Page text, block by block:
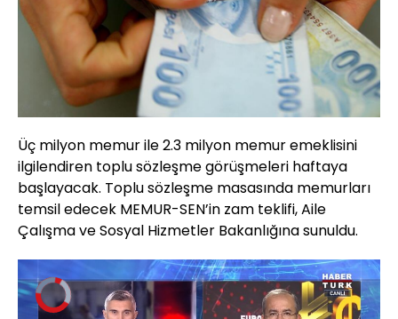
Üç milyon memur ile 2.3 milyon memur emeklisini
ilgilendiren toplu sözleşme görüşmeleri haftaya
başlayacak. Toplu sözleşme masasında memurları
temsil edecek MEMUR-SEN’in zam teklifi, Aile
Çalışma ve Sosyal Hizmetler Bakanlığına sunuldu.
Video
Oynatıcısı
yükleniyor.